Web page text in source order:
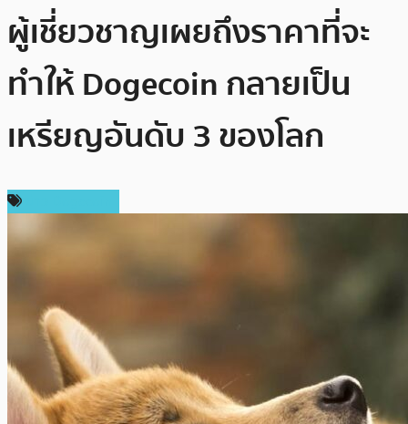
ผู้เชี่ยวชาญเผยถึงราคาที่จะ
ทำให้ Dogecoin กลายเป็น
เหรียญอันดับ 3 ของโลก